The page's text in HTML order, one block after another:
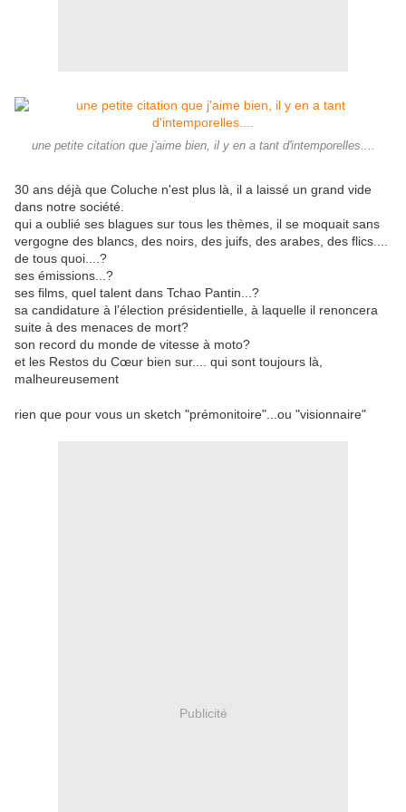
une petite citation que j'aime bien, il y en a tant d'intemporelles....
30 ans déjà que Coluche n'est plus là, il a laissé un grand vide
dans notre société.
qui a oublié ses blagues sur tous les thèmes, il se moquait sans
vergogne des blancs, des noirs, des juifs, des arabes, des flics....
de tous quoi....?
ses émissions...?
ses films, quel talent dans Tchao Pantin...?
sa candidature à l’élection présidentielle, à laquelle il renoncera
suite à des menaces de mort?
son record du monde de vitesse à moto?
et les Restos du Cœur bien sur.... qui sont toujours là,
malheureusement
rien que pour vous un sketch "prémonitoire"...ou "visionnaire"
Publicité